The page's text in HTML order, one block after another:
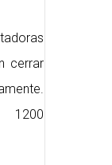
cerrar
1200